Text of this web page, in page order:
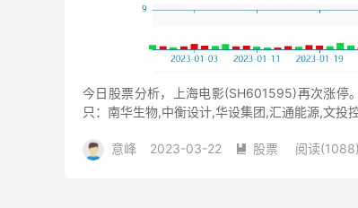
今日股票分析，上海电影(SH601595)再次涨
只：南华生物,中衡设计,华设集团,汇通能源,文投
意峰 2023-03-22  股票 阅读(1088)